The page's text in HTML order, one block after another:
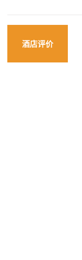
酒店评价